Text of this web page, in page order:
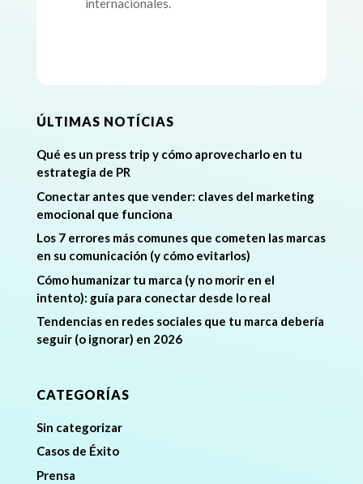
internacionales.
ÚLTIMAS NOTÍCIAS
Qué es un press trip y cómo aprovecharlo en tu
estrategia de PR
Conectar antes que vender: claves del marketing
emocional que funciona
Los 7 errores más comunes que cometen las marcas
en su comunicación (y cómo evitarlos)
Cómo humanizar tu marca (y no morir en el
intento): guía para conectar desde lo real
Tendencias en redes sociales que tu marca debería
seguir (o ignorar) en 2026
CATEGORÍAS
Sin categorizar
Casos de Éxito
Prensa